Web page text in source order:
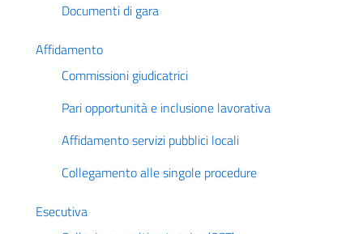
Documenti di gara
Affidamento
Commissioni giudicatrici
Pari opportunità e inclusione lavorativa
Affidamento servizi pubblici locali
Collegamento alle singole procedure
Esecutiva